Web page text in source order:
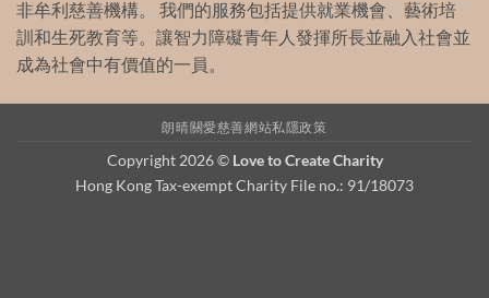
非牟利慈善機構。 我們的服務包括提供就業機會、藝術培
訓和生死教育等。讓智力障礙青年人發揮所長並融入社會並
成為社會中有價值的一員。
朗晴關愛慈善網站私隱政策
Copyright 2026 © Love to Create Charity
Hong Kong Tax-exempt Charity File no.: 91/18073